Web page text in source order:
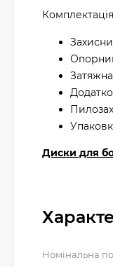
Диски для
Номінальна